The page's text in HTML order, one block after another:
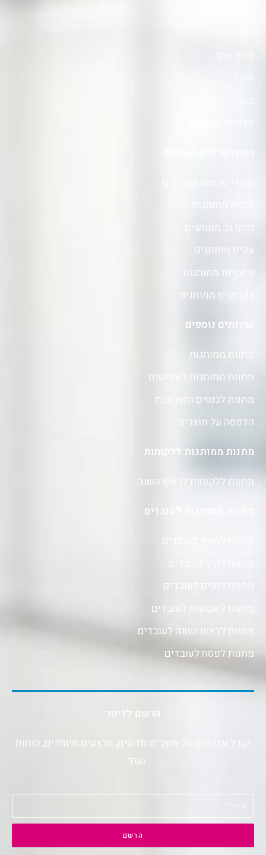
תיקי גב ממותגים
עטים ממותגים
מחברות ממותגות
בקבוקים ממותגים
שירותים נוספים
מתנות ממותגות
מתנות ממותגות לאירועים
מתנות לכנסים ותערוכות
הדפסה על מוצרים
מתנות ממותגות ללקוחות
מתנות ללקוחות לראש השנה
מתנות ממותגות לעובדים
מתנות לחורף לעובדים
מתנות לחגים לעובדים
מתנות לשבועות לעובדים
מתנות לראש השנה לעובדים
מתנות לפסח לעובדים
הרשם לדיוור
וקבל עדכונים על מוצרים חדשים, מבצעים מיוחדים, הנחות
ועוד…
הרשם